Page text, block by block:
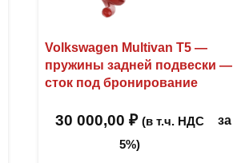
Volkswagen Multivan T5 —
пружины задней подвески —
сток под бронирование
30 000,00 ₽ (в т.ч. НДС
5%)
за